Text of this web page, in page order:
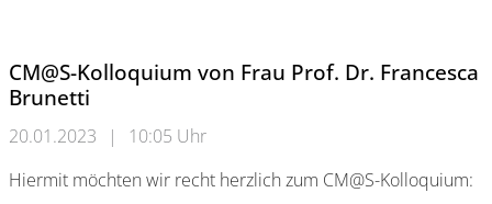
CM@S-Kolloquium von Frau Prof. Dr. Francesca
Brunetti
20.01.2023 |
10:05 Uhr
Hiermit möchten wir recht herzlich zum CM@S-Kolloquium: